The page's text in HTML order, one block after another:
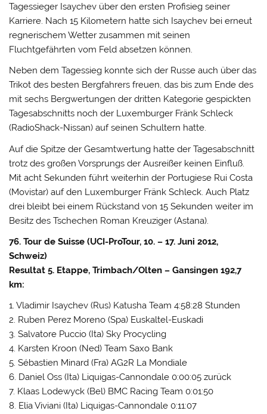
Tagessieger Isaychev über den ersten Profisieg seiner
Karriere. Nach 15 Kilometern hatte sich Isaychev bei erneut
regnerischem Wetter zusammen mit seinen
Fluchtgefährten vom Feld absetzen können.
Neben dem Tagessieg konnte sich der Russe auch über das
Trikot des besten Bergfahrers freuen, das bis zum Ende des
mit sechs Bergwertungen der dritten Kategorie gespickten
Tagesabschnitts noch der Luxemburger Fränk Schleck
(RadioShack-Nissan) auf seinen Schultern hatte.
Auf die Spitze der Gesamtwertung hatte der Tagesabschnitt
trotz des großen Vorsprungs der Ausreißer keinen Einfluß.
Mit acht Sekunden führt weiterhin der Portugiese Rui Costa
(Movistar) auf den Luxemburger Fränk Schleck. Auch Platz
drei bleibt bei einem Rückstand von 15 Sekunden weiter im
Besitz des Tschechen Roman Kreuziger (Astana).
76. Tour de Suisse (UCI-ProTour, 10. – 17. Juni 2012,
Schweiz)
Resultat 5. Etappe, Trimbach/Olten – Gansingen 192,7
km:
1. Vladimir Isaychev (Rus) Katusha Team 4:58:28 Stunden
2. Ruben Perez Moreno (Spa) Euskaltel-Euskadi
3. Salvatore Puccio (Ita) Sky Procycling
4. Karsten Kroon (Ned) Team Saxo Bank
5. Sébastien Minard (Fra) AG2R La Mondiale
6. Daniel Oss (Ita) Liquigas-Cannondale 0:00:05 zurück
7. Klaas Lodewyck (Bel) BMC Racing Team 0:01:50
8. Elia Viviani (Ita) Liquigas-Cannondale 0:11:07